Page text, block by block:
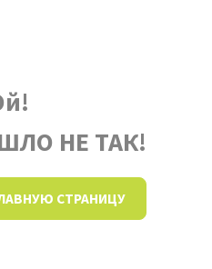
НЕ ТАК!
СТРАНИЦУ